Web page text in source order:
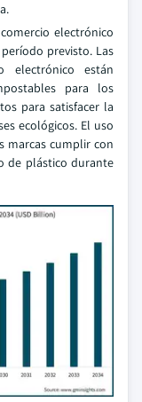
electrónico
previsto. Las
electrónico están
para los
para satisfacer la
ecológicos. El uso
marcas cumplir con
de plástico durante